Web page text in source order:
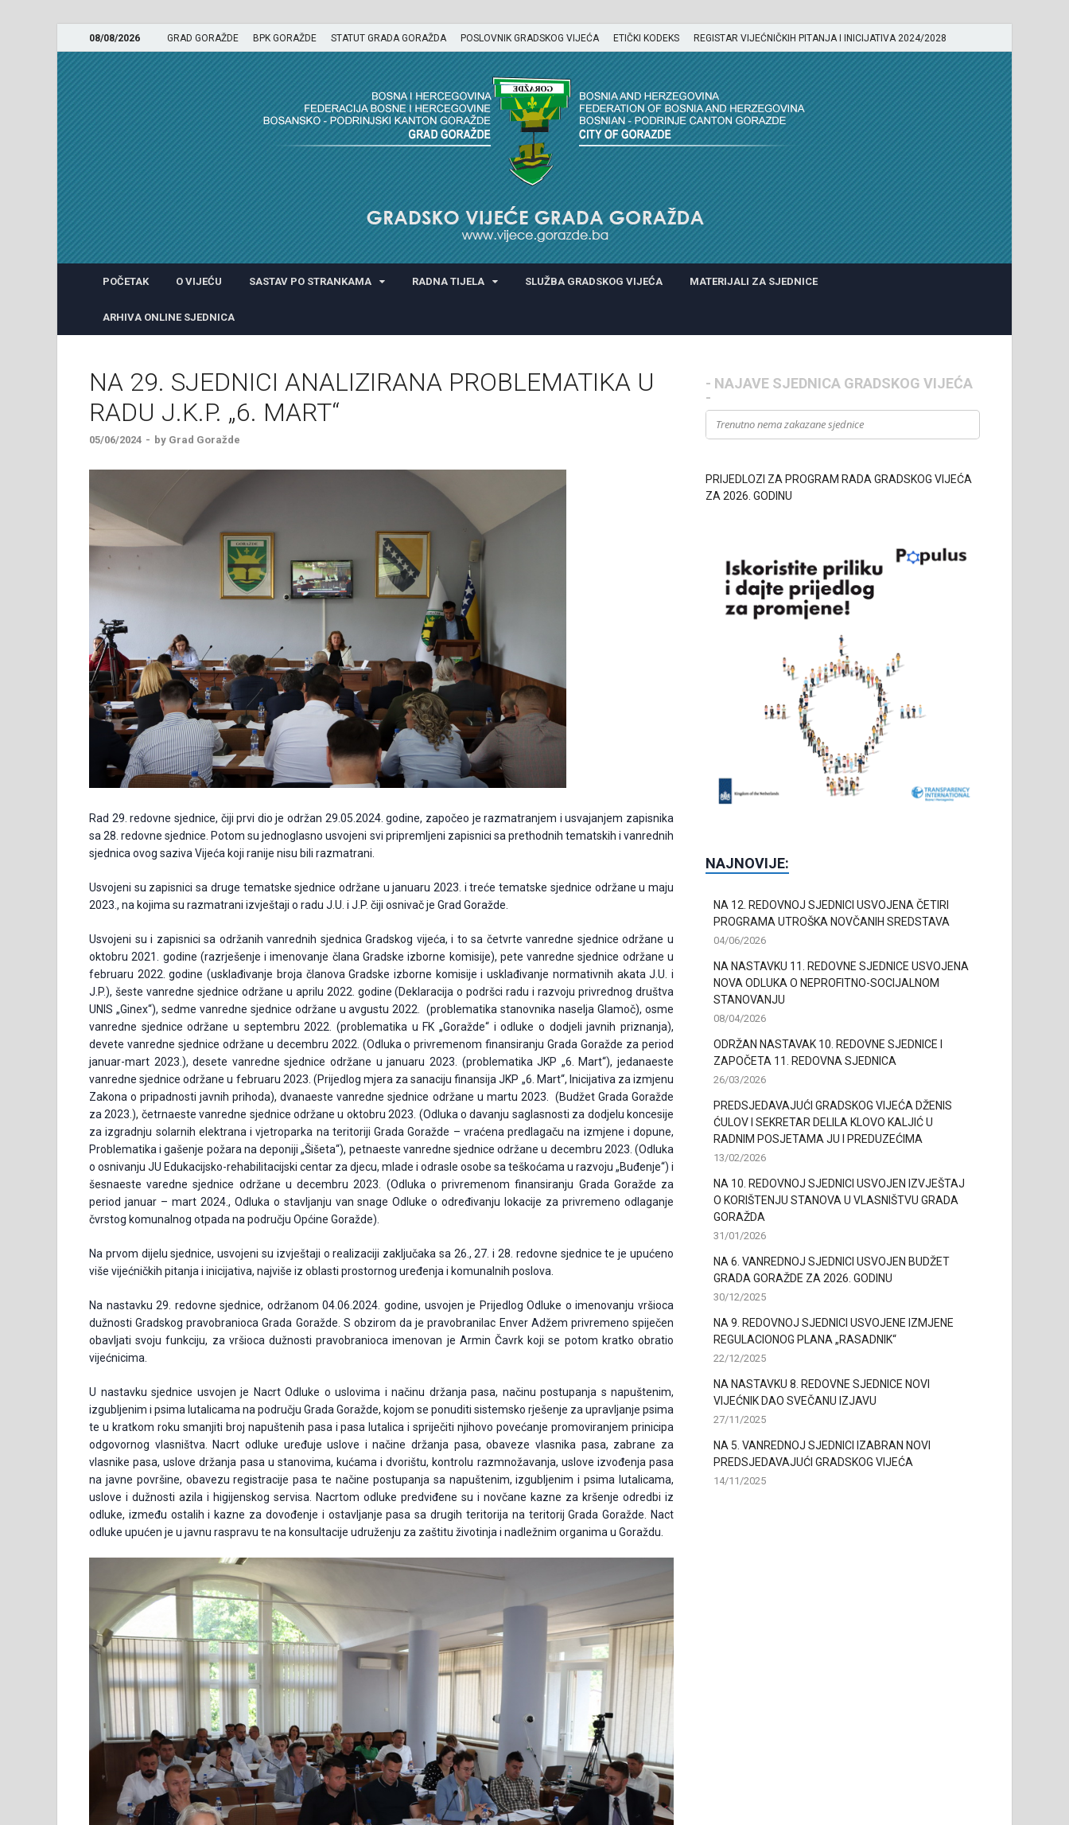
08/08/2026 GRAD GORAŽDE BPK GORAŽDE STATUT GRADA GORAŽDA POSLOVNIK GRADSKOG VIJEĆA ETIČKI KODEKS REGISTAR VIJEĆNIČKIH PITANJA I INICIJATIVA 2024/2028
GRADSKO VIJEĆE GRADA GORAŽDA
POČETAK O VIJEĆU SASTAV PO STRANKAMA RADNA TIJELA SLUŽBA GRADSKOG VIJEĆA MATERIJALI ZA SJEDNICE
ARHIVA ONLINE SJEDNICA
NA 29. SJEDNICI ANALIZIRANA PROBLEMATIKA U
RADU J.K.P. „6. MART“
05/06/2024 - by Grad Goražde
Rad 29. redovne sjednice, čiji prvi dio je održan 29.05.2024. godine, započeo je razmatranjem i usvajanjem zapisnika
sa 28. redovne sjednice. Potom su jednoglasno usvojeni svi pripremljeni zapisnici sa prethodnih tematskih i vanrednih
sjednica ovog saziva Vijeća koji ranije nisu bili razmatrani.
Usvojeni su zapisnici sa druge tematske sjednice održane u januaru 2023. i treće tematske sjednice održane u maju
2023., na kojima su razmatrani izvještaji o radu J.U. i J.P. čiji osnivač je Grad Goražde.
Usvojeni su i zapisnici sa održanih vanrednih sjednica Gradskog vijeća, i to sa četvrte vanredne sjednice održane u
oktobru 2021. godine (razrješenje i imenovanje člana Gradske izborne komisije), pete vanredne sjednice održane u
februaru 2022. godine (usklađivanje broja članova Gradske izborne komisije i usklađivanje normativnih akata J.U. i
J.P.), šeste vanredne sjednice održane u aprilu 2022. godine (Deklaracija o podršci radu i razvoju privrednog društva
UNIS „Ginex“), sedme vanredne sjednice održane u avgustu 2022. (problematika stanovnika naselja Glamoč), osme
vanredne sjednice održane u septembru 2022. (problematika u FK „Goražde“ i odluke o dodjeli javnih priznanja),
devete vanredne sjednice održane u decembru 2022. (Odluka o privremenom finansiranju Grada Goražde za period
januar-mart 2023.), desete vanredne sjednice održane u januaru 2023. (problematika JKP „6. Mart“), jedanaeste
vanredne sjednice održane u februaru 2023. (Prijedlog mjera za sanaciju finansija JKP „6. Mart“, Inicijativa za izmjenu
Zakona o pripadnosti javnih prihoda), dvanaeste vanredne sjednice održane u martu 2023. (Budžet Grada Goražde
za 2023.), četrnaeste vanredne sjednice održane u oktobru 2023. (Odluka o davanju saglasnosti za dodjelu koncesije
za izgradnju solarnih elektrana i vjetroparka na teritoriji Grada Goražde – vraćena predlagaču na izmjene i dopune,
Problematika i gašenje požara na deponiji „Šišeta“), petnaeste vanredne sjednice održane u decembru 2023. (Odluka
o osnivanju JU Edukacijsko-rehabilitacijski centar za djecu, mlade i odrasle osobe sa teškoćama u razvoju „Buđenje“) i
šesnaeste varedne sjednice održane u decembru 2023. (Odluka o privremenom finansiranju Grada Goražde za
period januar – mart 2024., Odluka o stavljanju van snage Odluke o određivanju lokacije za privremeno odlaganje
čvrstog komunalnog otpada na području Općine Goražde).
Na prvom dijelu sjednice, usvojeni su izvještaji o realizaciji zaključaka sa 26., 27. i 28. redovne sjednice te je upućeno
više vijećničkih pitanja i inicijativa, najviše iz oblasti prostornog uređenja i komunalnih poslova.
Na nastavku 29. redovne sjednice, održanom 04.06.2024. godine, usvojen je Prijedlog Odluke o imenovanju vršioca
dužnosti Gradskog pravobranioca Grada Goražde. S obzirom da je pravobranilac Enver Adžem privremeno spiječen
obavljati svoju funkciju, za vršioca dužnosti pravobranioca imenovan je Armin Čavrk koji se potom kratko obratio
vijećnicima.
U nastavku sjednice usvojen je Nacrt Odluke o uslovima i načinu držanja pasa, načinu postupanja s napuštenim,
izgubljenim i psima lutalicama na području Grada Goražde, kojom se ponuditi sistemsko rješenje za upravljanje psima
te u kratkom roku smanjiti broj napuštenih pasa i pasa lutalica i spriječiti njihovo povećanje promoviranjem prinicipa
odgovornog vlasništva. Nacrt odluke uređuje uslove i načine držanja pasa, obaveze vlasnika pasa, zabrane za
vlasnike pasa, uslove držanja pasa u stanovima, kućama i dvorištu, kontrolu razmnožavanja, uslove izvođenja pasa
na javne površine, obavezu registracije pasa te načine postupanja sa napuštenim, izgubljenim i psima lutalicama,
uslove i dužnosti azila i higijenskog servisa. Nacrtom odluke predviđene su i novčane kazne za kršenje odredbi iz
odluke, između ostalih i kazne za dovođenje i ostavljanje pasa sa drugih teritorija na teritorij Grada Goražde. Nact
odluke upućen je u javnu raspravu te na konsultacije udruženju za zaštitu životinja i nadležnim organima u Goraždu.
- NAJAVE SJEDNICA GRADSKOG VIJEĆA
-
Trenutno nema zakazane sjednice
PRIJEDLOZI ZA PROGRAM RADA GRADSKOG VIJEĆA
ZA 2026. GODINU
NAJNOVIJE:
NA 12. REDOVNOJ SJEDNICI USVOJENA ČETIRI
PROGRAMA UTROŠKA NOVČANIH SREDSTAVA
04/06/2026
NA NASTAVKU 11. REDOVNE SJEDNICE USVOJENA
NOVA ODLUKA O NEPROFITNO-SOCIJALNOM
STANOVANJU
08/04/2026
ODRŽAN NASTAVAK 10. REDOVNE SJEDNICE I
ZAPOČETA 11. REDOVNA SJEDNICA
26/03/2026
PREDSJEDAVAJUĆI GRADSKOG VIJEĆA DŽENIS
ĆULOV I SEKRETAR DELILA KLOVO KALJIĆ U
RADNIM POSJETAMA JU I PREDUZEĆIMA
13/02/2026
NA 10. REDOVNOJ SJEDNICI USVOJEN IZVJEŠTAJ
O KORIŠTENJU STANOVA U VLASNIŠTVU GRADA
GORAŽDA
31/01/2026
NA 6. VANREDNOJ SJEDNICI USVOJEN BUDŽET
GRADA GORAŽDE ZA 2026. GODINU
30/12/2025
NA 9. REDOVNOJ SJEDNICI USVOJENE IZMJENE
REGULACIONOG PLANA „RASADNIK“
22/12/2025
NA NASTAVKU 8. REDOVNE SJEDNICE NOVI
VIJEĆNIK DAO SVEČANU IZJAVU
27/11/2025
NA 5. VANREDNOJ SJEDNICI IZABRAN NOVI
PREDSJEDAVAJUĆI GRADSKOG VIJEĆA
14/11/2025